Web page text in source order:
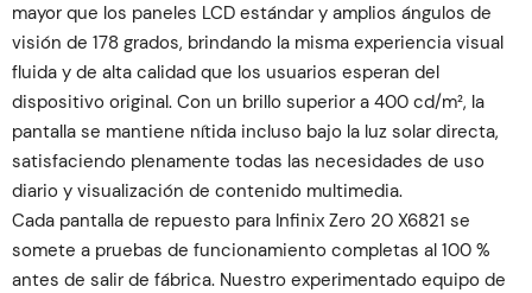
mayor que los paneles LCD estándar y amplios ángulos de
visión de 178 grados, brindando la misma experiencia visual
fluida y de alta calidad que los usuarios esperan del
dispositivo original. Con un brillo superior a 400 cd/m², la
pantalla se mantiene nítida incluso bajo la luz solar directa,
satisfaciendo plenamente todas las necesidades de uso
diario y visualización de contenido multimedia.
Cada pantalla de repuesto para Infinix Zero 20 X6821 se
somete a pruebas de funcionamiento completas al 100 %
antes de salir de fábrica. Nuestro experimentado equipo de